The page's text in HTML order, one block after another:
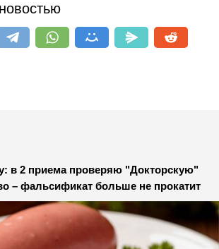
в 2 приема проверяю "Докторскую"
– фальсификат больше не прокатит